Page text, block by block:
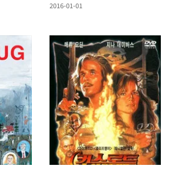
2016-01-01